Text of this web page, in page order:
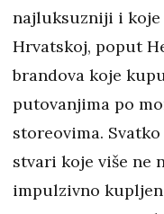
najluksuzniji i
Hrvatskoj, poput
brandova koje
putovanjima po
storeovima.
stvari koje više ne
impulzivno